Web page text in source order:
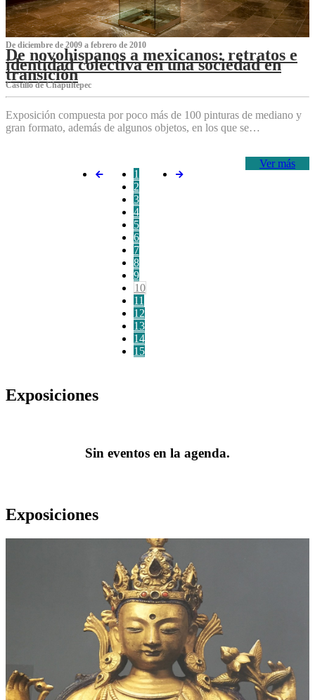
De diciembre de 2009 a febrero de 2010
De novohispanos a mexicanos: retratos e
identidad colectiva en una sociedad en
transición
Castillo de Chapultepec
Exposición compuesta por poco más de 100 pinturas de mediano y
gran formato, además de algunos objetos, en los que se…
Ver más
1
2
3
4
5
6
7
8
9
10
11
12
13
14
15
Exposiciones
Sin eventos en la agenda.
Exposiciones